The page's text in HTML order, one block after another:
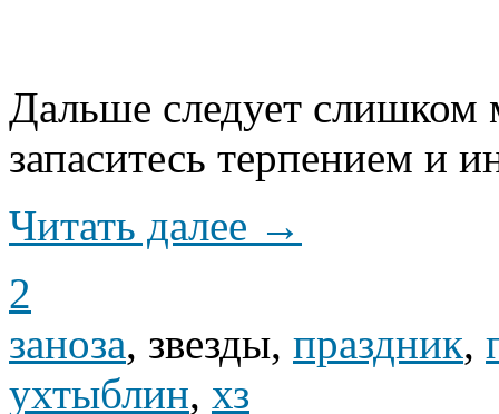
Дальше следует слишком
запаситесь терпением и
Читать далее →
2
заноза, звезды, праздник,
ухтыблин, хз